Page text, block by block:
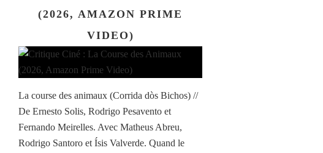
(2026, AMAZON PRIME
VIDEO)
La course des animaux (Corrida dòs Bichos) //
De Ernesto Solis, Rodrigo Pesavento et
Fernando Meirelles. Avec Matheus Abreu,
Rodrigo Santoro et Ísis Valverde. Quand le